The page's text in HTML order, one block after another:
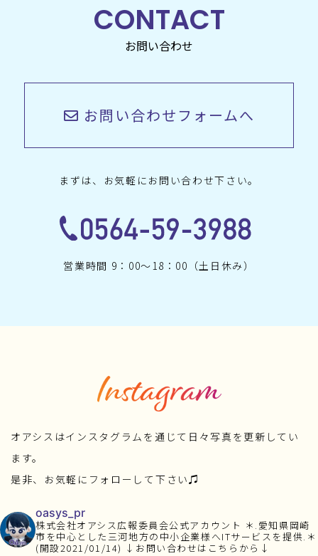
CONTACT
お問い合わせ
お問い合わせフォームへ
まずは、お気軽にお問い合わせ下さい。
営業時間 9：00〜18：00（土日休み）
オアシスはインスタグラムを通じて日々写真を更新してい
ます。
是非、お気軽にフォローして下さい♫
oasys_pr
株式会社オアシス広報委員会公式アカウント ＊.愛知県岡崎
市を中心とした三河地方の中小企業様へITサービスを提供.＊
(開設2021/01/14) ↓お問い合わせはこちらから↓